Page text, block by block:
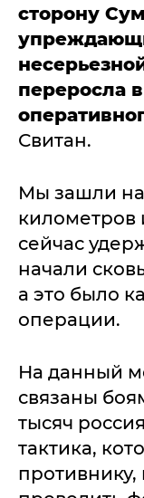
сторону
переросла
Свитан.
Мы зашли на
километров
сейчас
начали
а это было
операции.
На данный
связаны
тысяч
тактика,
противнику,